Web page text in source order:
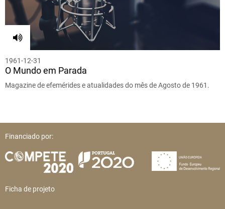
1961-12-31
O Mundo em Parada
Magazine de efemérides e atualidades do mês de Agosto de 1961.
Financiado por:
Ficha de projeto